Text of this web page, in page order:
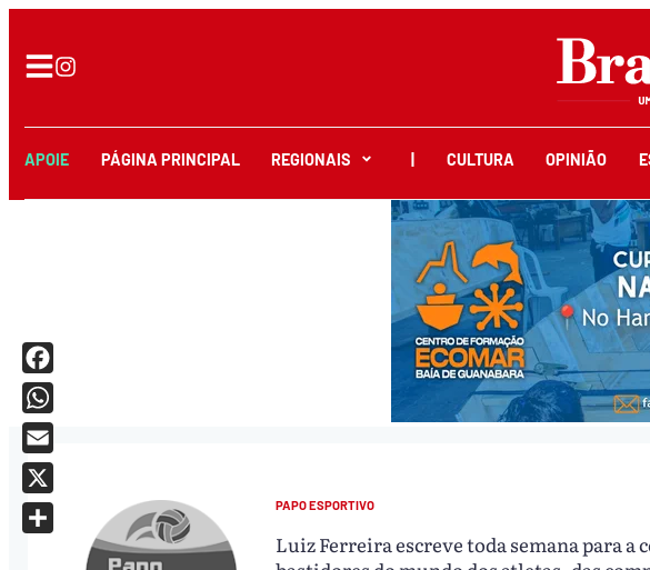
APOIE PÁGINA PRINCIPAL REGIONAIS CULTURA OPINIÃO
PAPO ESPORTIVO
Luiz Ferreira escreve toda semana para a
Facebook
WhatsApp
Email
X